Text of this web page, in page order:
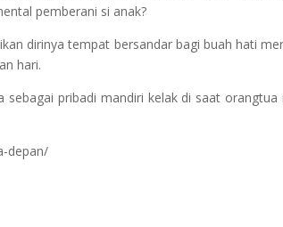
pemberani si anak?
dirinya tempat bersandar bagi buah hati
hari.
pribadi mandiri kelak di saat
depan/